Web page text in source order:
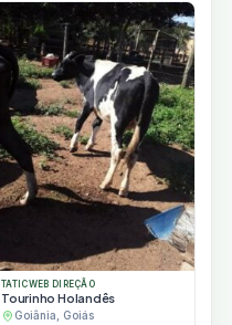
TATICWEB DIREÇÃO
Tourinho Holandês
Goiânia, Goiás